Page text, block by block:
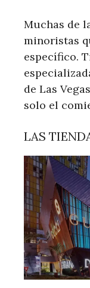
Muchas de
minoristas
específico.
de Las
solo el
LAS